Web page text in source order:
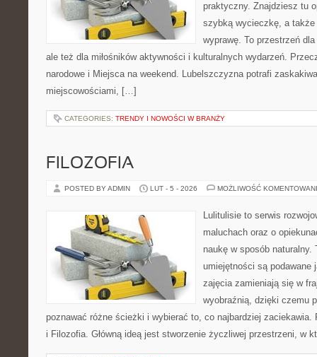
praktyczny. Znajdziesz tu
szybką wycieczkę, a także
wyprawę. To przestrzeń
ale też dla miłośników aktywności i kulturalnych wydarzeń.
narodowe i Miejsca na weekend. Lubelszczyzna potrafi
miejscowościami, […]
CATEGORIES: TRENDY I NOWOŚCI W BRANŻY
FILOZOFIA
POSTED BY ADMIN LUT - 5 - 2026 MOŻLIWOŚĆ
Lulitulisie to serwis
maluchach oraz o
naukę w sposób
umiejętności są podawane
zajęcia zamieniają się w
wyobraźnią, dzięki czemu
poznawać różne ścieżki i wybierać to, co najbardziej zaciekawia.
i Filozofia. Główną ideą jest stworzenie życzliwej przestrzeni, w